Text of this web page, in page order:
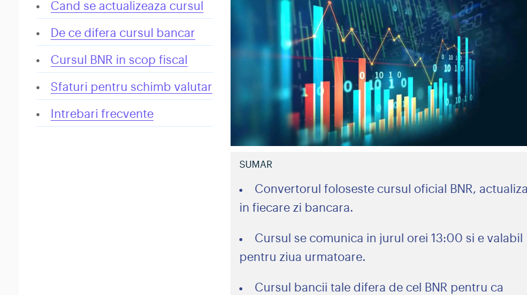
Convertorul foloseste cursul oficial BNR,
in fiecare zi bancara.
Cursul se comunica in jurul orei 13:00 si e valabil
pentru ziua urmatoare.
Cursul bancii tale difera de cel BNR pentru ca
Cand se actualizeaza cursul
De ce difera cursul bancar
Cursul BNR in scop fiscal
Sfaturi pentru schimb valutar
Intrebari frecvente